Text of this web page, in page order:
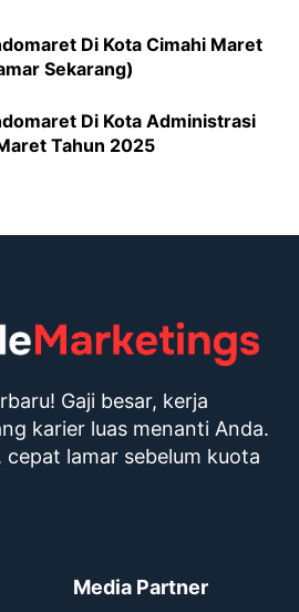
Di Kota Cimahi Maret
Sekarang)
Di Kota Administrasi
Tahun 2025
Gaji besar, kerja
karier luas menanti Anda.
lamar sebelum kuota
Media Partner